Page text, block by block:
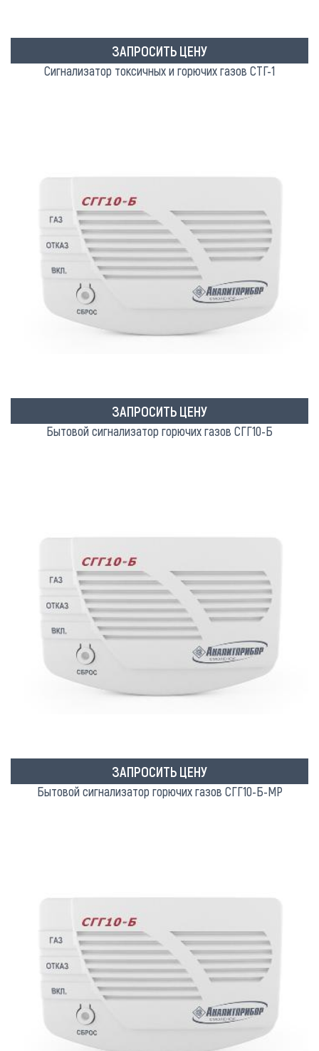
ЗАПРОСИТЬ ЦЕНУ
Сигнализатор токсичных и горючих газов СТГ-1
ЗАПРОСИТЬ ЦЕНУ
Бытовой сигнализатор горючих газов СГГ10-Б
ЗАПРОСИТЬ ЦЕНУ
Бытовой сигнализатор горючих газов СГГ10-Б-МР